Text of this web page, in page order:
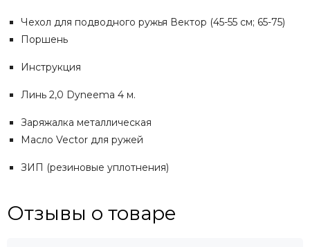
Чехол для подводного ружья Вектор (45-55 см; 65-75)
Поршень
Инструкция
Линь 2,0 Dyneema 4 м.
Заряжалка металлическая
Масло Vector для ружей
ЗИП (резиновые уплотнения)
Отзывы о товаре